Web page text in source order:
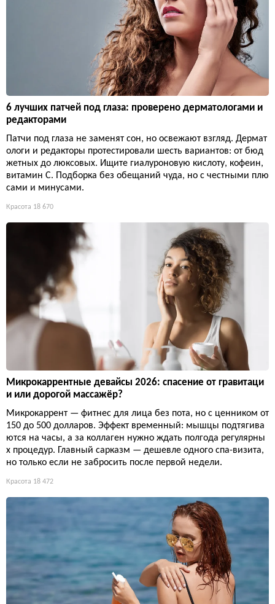
6 лучших патчей под глаза: проверено дерматологами и
редакторами
Патчи под глаза не заменят сон, но освежают взгляд. Дермат
ологи и редакторы протестировали шесть вариантов: от бюд
жетных до люксовых. Ищите гиалуроновую кислоту, кофеин,
витамин С. Подборка без обещаний чуда, но с честными плю
сами и минусами.
Красота 18 670
Микрокаррентные девайсы 2026: спасение от гравитаци
и или дорогой массажёр?
Микрокаррент — фитнес для лица без пота, но с ценником от
150 до 500 долларов. Эффект временный: мышцы подтягива
ются на часы, а за коллаген нужно ждать полгода регулярны
х процедур. Главный сарказм — дешевле одного спа-визита,
но только если не забросить после первой недели.
Красота 18 472